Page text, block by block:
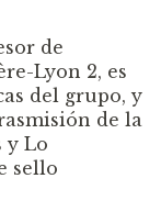
de
Lyon 2, es
del grupo, y
de la
y Lo
sello